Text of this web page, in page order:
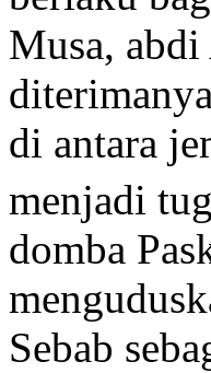
Musa,
di antara
menjadi
domba
Sebab